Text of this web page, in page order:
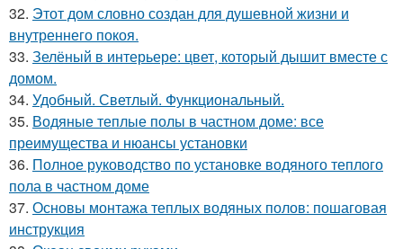
32. Этот дом словно создан для душевной жизни и
внутреннего покоя.
33. Зелёный в интерьере: цвет, который дышит вместе с
домом.
34. Удобный. Светлый. Функциональный.
35. Водяные теплые полы в частном доме: все
преимущества и нюансы установки
36. Полное руководство по установке водяного теплого
пола в частном доме
37. Основы монтажа теплых водяных полов: пошаговая
инструкция